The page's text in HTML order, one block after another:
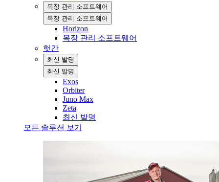
목장 관리 소프트웨어
목장 관리 소프트웨어
Horizon
목장 관리 소프트웨어
헛간
최신 발명
최신 발명
Exos
Orbiter
Juno Max
Zeta
최신 발명
모든 솔루션 보기